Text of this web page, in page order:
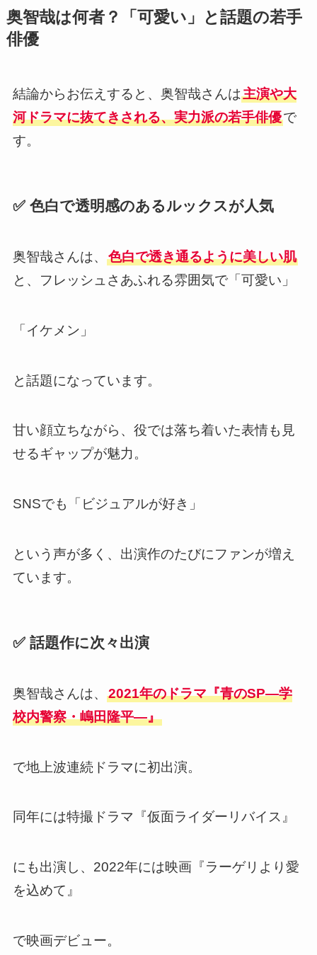
奥智哉は何者？「可愛い」と話題の若手
俳優
結論からお伝えすると、奥智哉さんは主演や大
河ドラマに抜てきされる、実力派の若手俳優で
す。
✅ 色白で透明感のあるルックスが人気
奥智哉さんは、 色白で透き通るように美しい肌
と、フレッシュさあふれる雰囲気で「可愛い」
「イケメン」
と話題になっています。
甘い顔立ちながら、役では落ち着いた表情も見
せるギャップが魅力。
SNSでも「ビジュアルが好き」
という声が多く、出演作のたびにファンが増え
ています。
✅ 話題作に次々出演
奥智哉さんは、 2021年のドラマ『青のSP―学
校内警察・嶋田隆平―』
で地上波連続ドラマに初出演。
同年には特撮ドラマ『仮面ライダーリバイス』
にも出演し、2022年には映画『ラーゲリより愛
を込めて』
で映画デビュー。